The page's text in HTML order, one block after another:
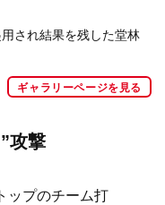
され結果を残した堂林
ギャラリーページを見る
攻撃
ップのチーム打